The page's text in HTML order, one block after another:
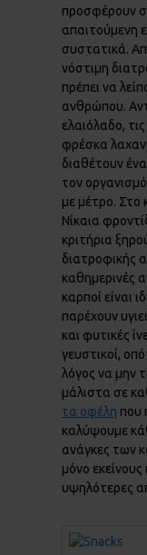
προσφέρουν
απαιτούμενη
συστατικά.
νόστιμη
πρέπει να
ανθρώπου.
ελαιόλαδο,
φρέσκα
διαθέτουν
τον
με μέτρο.
Νίκαια
κριτήρια
διατροφικής
καθημερινές
καρποί είναι
παρέχουν
και φυτικές
γευστικοί,
λόγος να μην
μάλιστα σε
τα οφέλη που
καλύψουμε
ανάγκες των
μόνο
υψηλότερες